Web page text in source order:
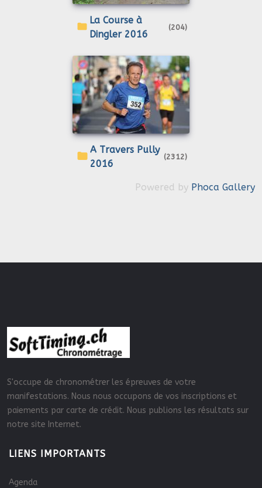
La Course à
Dingler 2016
(204)
A Travers Pully
2016
(2312)
Powered by Phoca Gallery
S'occupe de chronométrer les épreuves de votre
manifestations. Nous nous occupons de vos inscriptions et
paiements par carte de crédit. Nous publions les résultats sur
notre site Internet.
LIENS IMPORTANTS
Agenda